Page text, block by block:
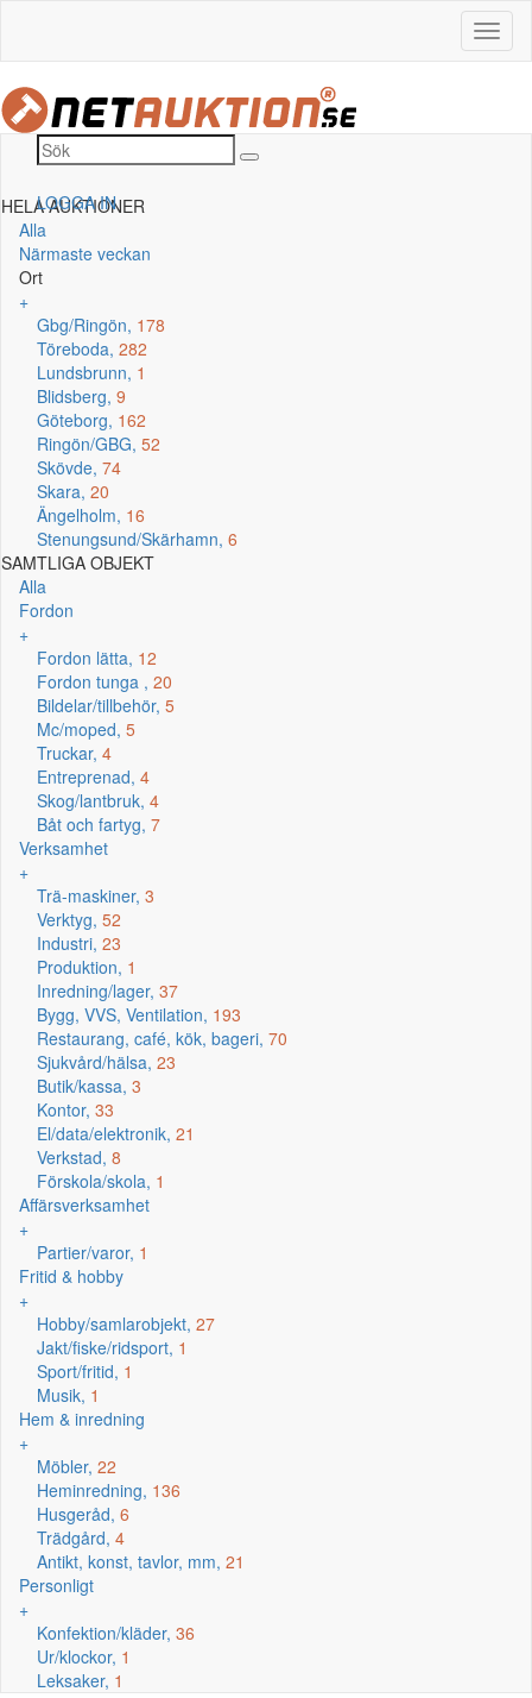
LOGGA IN
HELA AUKTIONER
Alla
Närmaste veckan
Ort
+
Gbg/Ringön, 178
Töreboda, 282
Lundsbrunn, 1
Blidsberg, 9
Göteborg, 162
Ringön/GBG, 52
Skövde, 74
Skara, 20
Ängelholm, 16
Stenungsund/Skärhamn, 6
SAMTLIGA OBJEKT
Alla
Fordon
+
Fordon lätta, 12
Fordon tunga , 20
Bildelar/tillbehör, 5
Mc/moped, 5
Truckar, 4
Entreprenad, 4
Skog/lantbruk, 4
Båt och fartyg, 7
Verksamhet
+
Trä-maskiner, 3
Verktyg, 52
Industri, 23
Produktion, 1
Inredning/lager, 37
Bygg, VVS, Ventilation, 193
Restaurang, café, kök, bageri, 70
Sjukvård/hälsa, 23
Butik/kassa, 3
Kontor, 33
El/data/elektronik, 21
Verkstad, 8
Förskola/skola, 1
Affärsverksamhet
+
Partier/varor, 1
Fritid & hobby
+
Hobby/samlarobjekt, 27
Jakt/fiske/ridsport, 1
Sport/fritid, 1
Musik, 1
Hem & inredning
+
Möbler, 22
Heminredning, 136
Husgeråd, 6
Trädgård, 4
Antikt, konst, tavlor, mm, 21
Personligt
+
Konfektion/kläder, 36
Ur/klockor, 1
Leksaker, 1